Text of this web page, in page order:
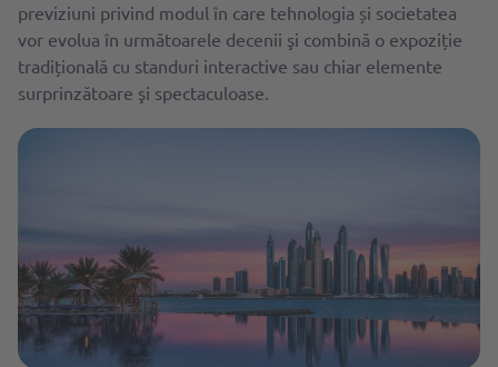
previziuni privind modul în care tehnologia și societatea
vor evolua în următoarele decenii şi combină o expoziție
tradițională cu standuri interactive sau chiar elemente
surprinzătoare şi spectaculoase.